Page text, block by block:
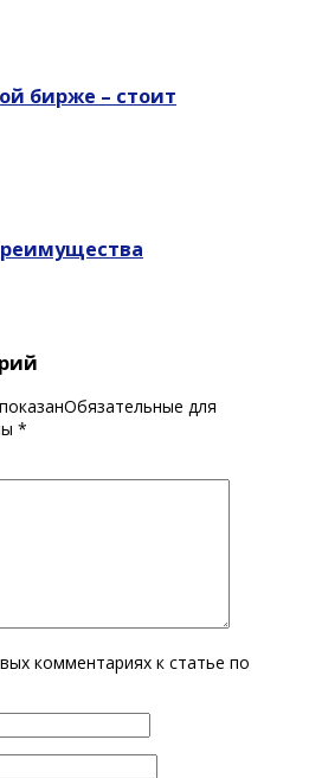
бирже – стоит
для
*
комментариях к статье по